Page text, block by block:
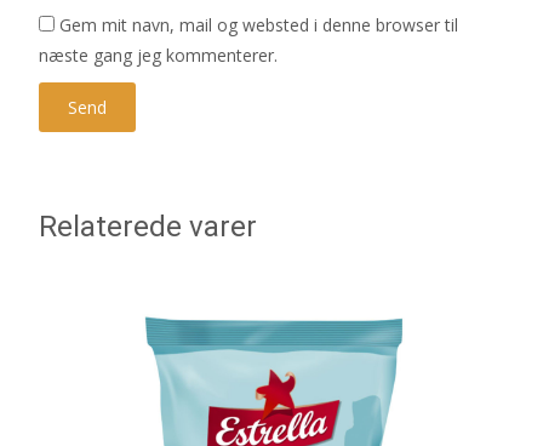
Gem mit navn, mail og websted i denne browser til
næste gang jeg kommenterer.
Relaterede varer